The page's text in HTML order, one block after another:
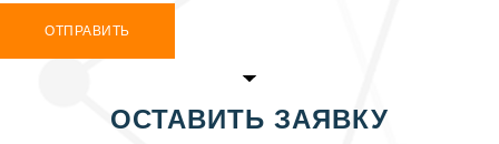
ОТПРАВИТЬ
ОСТАВИТЬ ЗАЯВКУ